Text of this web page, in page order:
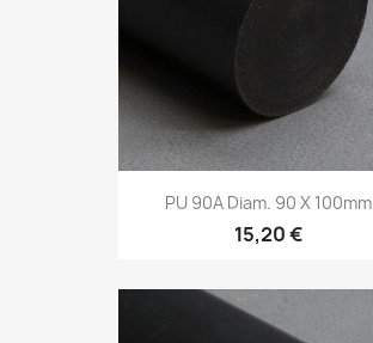
PU 90A Diam. 90 X 100mm
15,20 €